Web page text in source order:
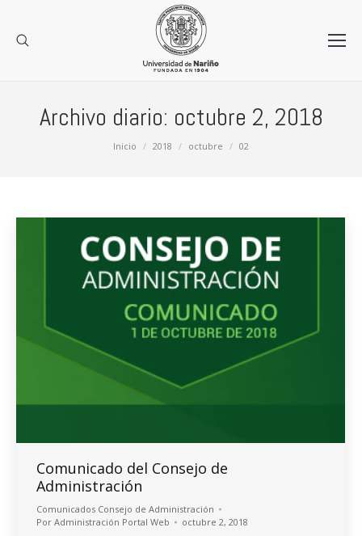
Archivo diario: octubre 2, 2018
Inicio 2018 octubre 02
Comunicado del Consejo de
Administración
Comunicados Consejo de Administración
Por Administración Portal Web octubre 2, 2018